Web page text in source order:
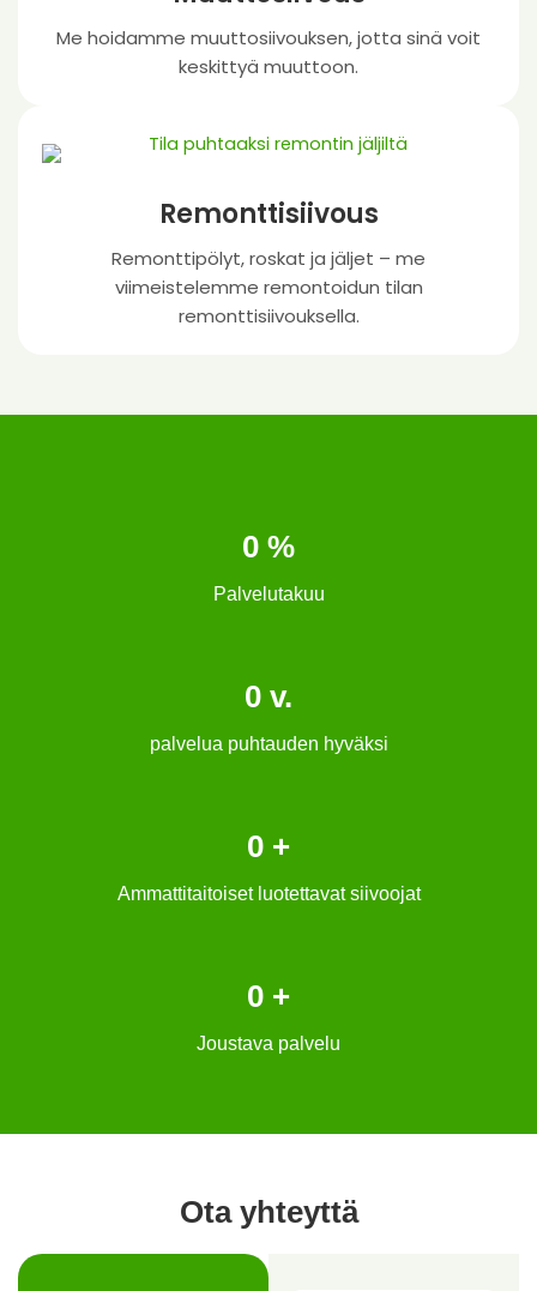
Me hoidamme muuttosiivouksen, jotta sinä voit
keskittyä muuttoon.
Remonttisiivous
Remonttipölyt, roskat ja jäljet – me
viimeistelemme remontoidun tilan
remonttisiivouksella.
0 %
Palvelutakuu
0 v.
palvelua puhtauden hyväksi
0 +
Ammattitaitoiset luotettavat siivoojat
0 +
Joustava palvelu
Ota yhteyttä